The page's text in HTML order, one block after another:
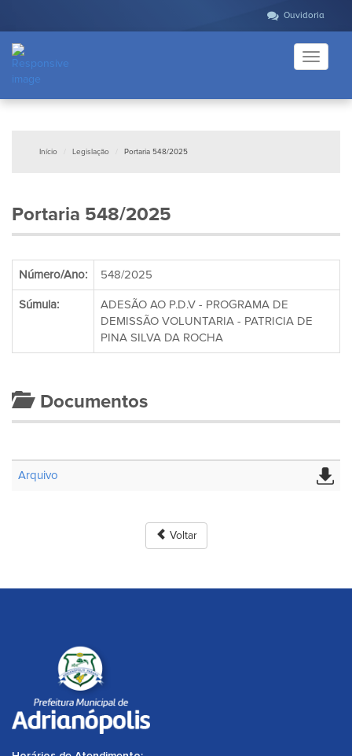
Ouvidoria
Toggle
Início Legislação Portaria 548/2025
Portaria 548/2025
Número/Ano: 548/2025
Súmula:
ADESÃO AO P.D.V - PROGRAMA DE
DEMISSÃO VOLUNTARIA - PATRICIA DE
PINA SILVA DA ROCHA
Documentos
Arquivo
Voltar